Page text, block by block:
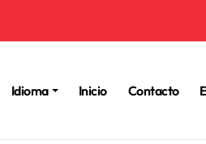
Idioma Inicio Contacto